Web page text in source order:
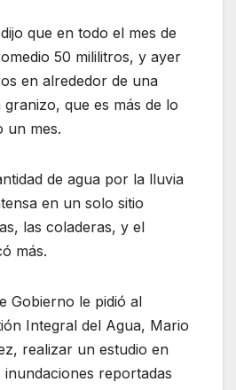
que en todo el mes de
50 mililitros, y ayer
en alrededor de una
que es más de lo
un mes.
de agua por la lluvia
en un solo sitio
las coladeras, y el
más.
Gobierno le pidió al
Integral del Agua, Mario
realizar un estudio en
reportadas